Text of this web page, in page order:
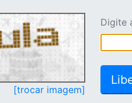
[trocar imagem]
Digite